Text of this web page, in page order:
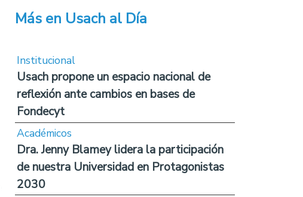
Más en Usach al Día
Institucional
Usach propone un espacio nacional de
reflexión ante cambios en bases de
Fondecyt
Académicos
Dra. Jenny Blamey lidera la participación
de nuestra Universidad en Protagonistas
2030